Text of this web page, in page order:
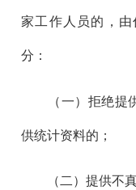
家工作人员的，
分：
（一）拒绝提供
供统计资料的；
（二）提供不真